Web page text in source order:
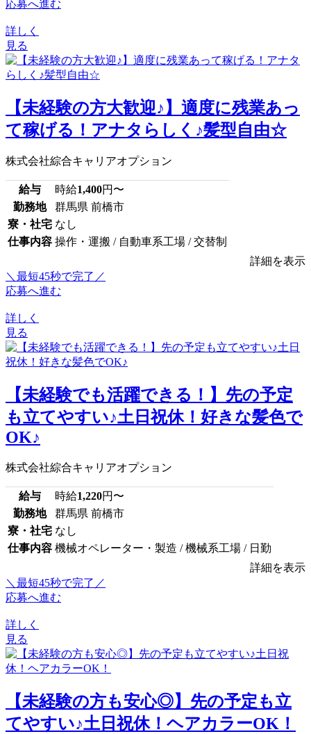
応募へ進む
詳しく
見る
【未経験の方大歓迎♪】適度に残業あっ
て稼げる！アナタらしく♪髪型自由☆
株式会社綜合キャリアオプション
給与 時給1,400円〜
勤務地
群馬県 前橋市
寮・社宅 なし
仕事内容 操作・運搬 / 自動車系工場 / 交替制
詳細を表示
＼最短45秒で完了／
応募へ進む
詳しく
見る
【未経験でも活躍できる！】先の予定
も立てやすい♪土日祝休！好きな髪色で
OK♪
株式会社綜合キャリアオプション
給与 時給1,220円〜
勤務地
群馬県 前橋市
寮・社宅 なし
仕事内容 機械オペレーター・製造 / 機械系工場 / 日勤
詳細を表示
＼最短45秒で完了／
応募へ進む
詳しく
見る
【未経験の方も安心◎】先の予定も立
てやすい♪土日祝休！ヘアカラーOK！